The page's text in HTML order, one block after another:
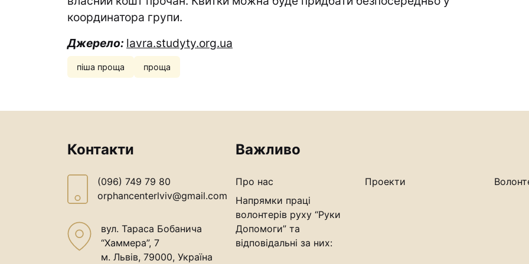
координатора групи.
Джерело: lavra.studyty.org.ua
піша проща проща
Контакти
(096) 749 79 80
orphancenterlviv@gmail.com
вул. Тараса Бобанича
“Хаммера”, 7
м. Львів, 79000, Україна
Важливо
Про нас
Напрямки праці
волонтерів руху “Руки
Допомоги” та
відповідальні за них:
Проекти